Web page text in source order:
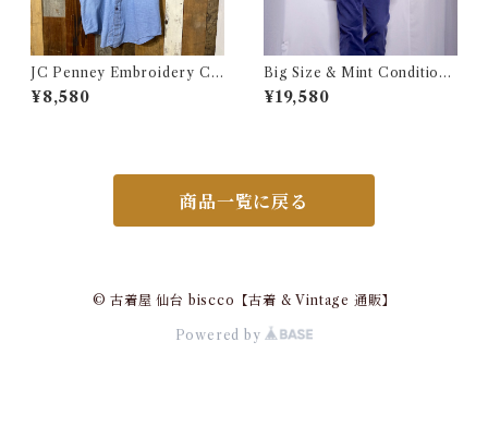
JC Penney Embroidery Ch
ambray Shirt / ジェイシーペ
ニー 刺繍入り シャンブレー シ
¥8,580
Big Size & Mint Condition
!! 1990s Champion Reverse
Weave Navy Blue Size XXL
¥19,580
商品一覧に戻る
© 古着屋 仙台 biscco【古着 & Vintage 通販】
Powered by